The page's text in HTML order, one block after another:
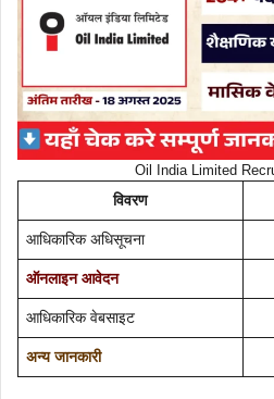
Oil India Limited
विवरण
आधिकारिक अधिसूचना
ऑनलाइन आवेदन
आधिकारिक वेबसाइट
अन्य जानकारी